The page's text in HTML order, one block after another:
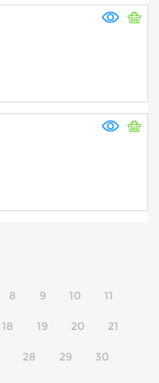
8 9 10 11
18 19 20 21
28 29 30